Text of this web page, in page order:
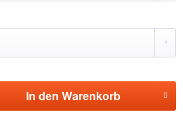
In den Warenkorb